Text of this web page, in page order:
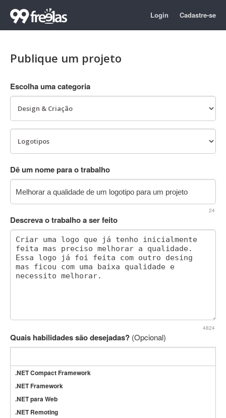
Login Cadastre-se
Publique um projeto
Escolha uma categoria
Dê um nome para o trabalho
24
Descreva o trabalho a ser feito
4824
Quais habilidades são desejadas? (Opcional)
.NET Compact Framework
.NET Framework
.NET para Web
.NET Remoting